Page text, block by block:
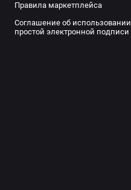
Правила маркетплейса
Соглашение об использовании
простой электронной подписи